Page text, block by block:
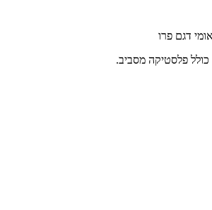
דגם פרו
כולל פלסטיקה מסביב.